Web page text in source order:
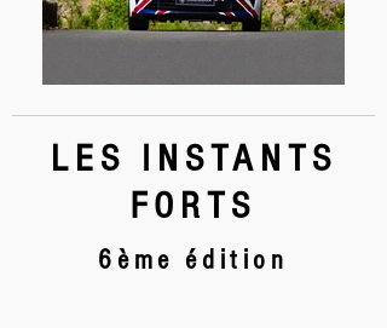
LES INSTANTS
FORTS
6ème édition